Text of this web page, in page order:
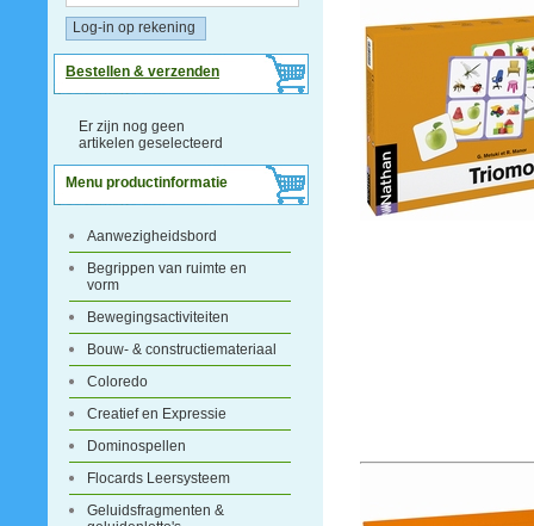
Bestellen & verzenden
Er zijn nog geen
artikelen geselecteerd
Menu productinformatie
Aanwezigheidsbord
Begrippen van ruimte en
vorm
Bewegingsactiviteiten
Bouw- & constructiemateriaal
Coloredo
Creatief en Expressie
Dominospellen
Flocards Leersysteem
Geluidsfragmenten &